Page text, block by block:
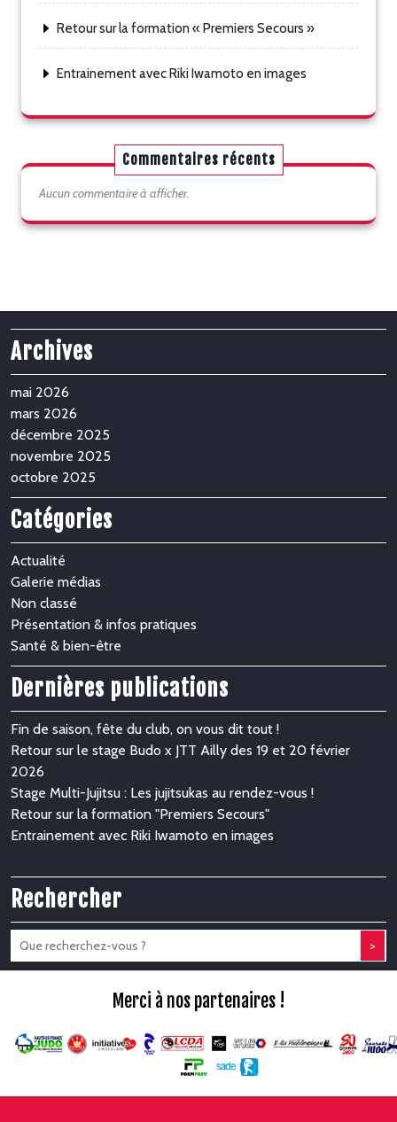
Retour sur la formation « Premiers Secours »
Entrainement avec Riki Iwamoto en images
Commentaires récents
Aucun commentaire à afficher.
Archives
mai 2026
mars 2026
décembre 2025
novembre 2025
octobre 2025
Catégories
Actualité
Galerie médias
Non classé
Présentation & infos pratiques
Santé & bien-être
Dernières publications
Fin de saison, fête du club, on vous dit tout !
Retour sur le stage Budo x JTT Ailly des 19 et 20 février
2026
Stage Multi-Jujitsu : Les jujitsukas au rendez-vous !
Retour sur la formation "Premiers Secours"
Entrainement avec Riki Iwamoto en images
Rechercher
>
Merci à nos partenaires !